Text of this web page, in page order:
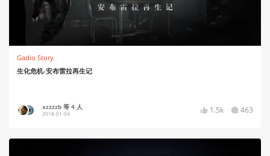
Gadio Story
生化危机-安布雷拉再生记
xzzzzb 等 4 人
2018-01-04 1.5k 463